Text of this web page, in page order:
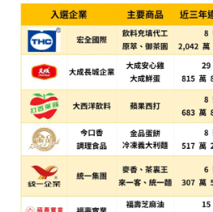
綠盟觀點
新聞稿及聲明
投書及專欄
工作側記
出版及義賣品
參與綠盟